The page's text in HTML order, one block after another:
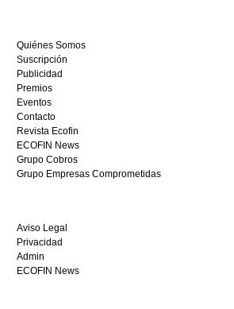
ganar
hoy
mismo.
Quiénes Somos
Suscripción
Publicidad
Premios
Eventos
Contacto
Revista Ecofin
ECOFIN News
Grupo Cobros
Grupo Empresas Comprometidas
Aviso Legal
Privacidad
Admin
ECOFIN News